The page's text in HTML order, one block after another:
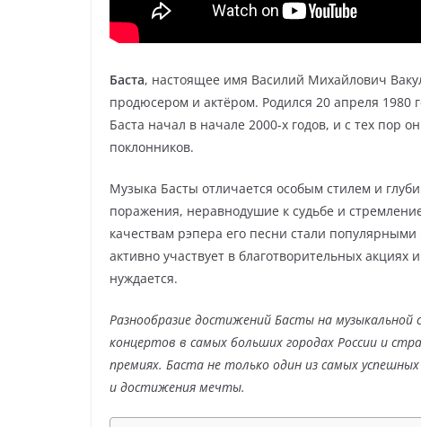
Баста, настоящее имя Василий Михайлович
продюсером и актёром. Родился 20 апреля 1980
Баста начал в начале 2000-х годов, и с тех пор
поклонников.
Музыка Басты отличается особым стилем и
поражения, неравнодушие к судьбе и
качествам рэпера его песни стали
активно участвует в благотворительных акциях
нуждается.
Разнообразие достижений Басты на
концертов в самых больших городах России и
премиях. Баста не только один из самых
и достижения мечты.